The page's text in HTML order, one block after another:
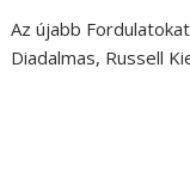
Az újabb
Diadalmas, Russell